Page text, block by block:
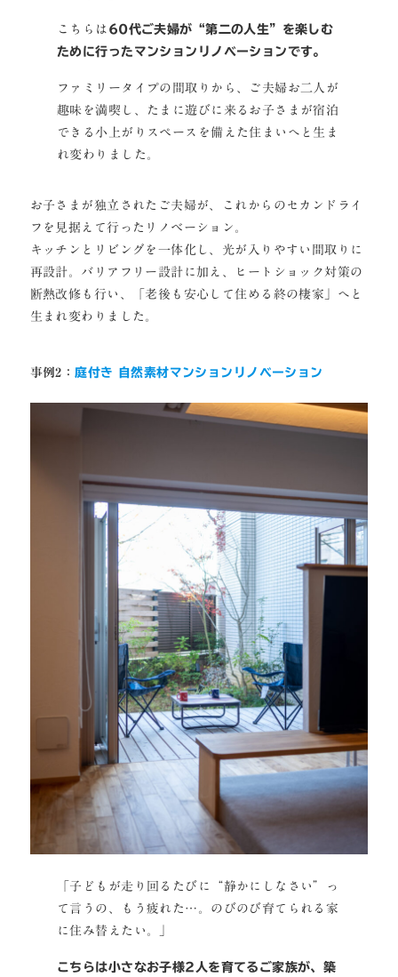
こちらは 60代ご夫婦が“第二の人生”を楽しむ
ために行ったマンションリノベーションです。
ファミリータイプの間取りから、ご夫婦お二人が
趣味を満喫し、たまに遊びに来るお子さまが宿泊
できる小上がりスペースを備えた住まいへと生ま
れ変わりました。
お子さまが独立されたご夫婦が、これからのセカンドライ
フを見据えて行ったリノベーション。
キッチンとリビングを一体化し、光が入りやすい間取りに
再設計。バリアフリー設計に加え、ヒートショック対策の
断熱改修も行い、「老後も安心して住める終の棲家」へと
生まれ変わりました。
事例2：庭付き 自然素材マンションリノベーション
「子どもが走り回るたびに“静かにしなさい”っ
て言うの、もう疲れた…。のびのび育てられる家
に住み替えたい。」
こちらは小さなお子様2人を育てるご家族が、築